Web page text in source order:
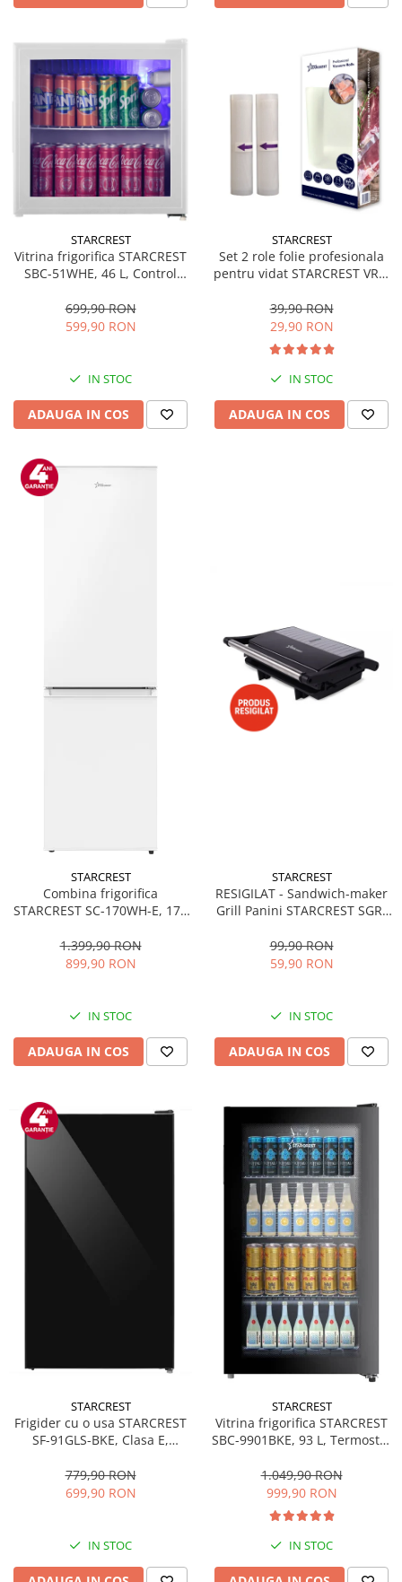
STARCREST
Vitrina frigorifica STARCREST
SBC-51WHE, 46 L, Control
48.8 cm, Alb
699,90 RON
599,90 RON
IN STOC
ADAUGA IN COS
STARCREST
Set 2 role folie profesionala
pentru vidat STARCREST VRL-
reutilizabile, sous vide,
lavabile in masina de spalat,
fara BPA, transparent
39,90 RON
29,90 RON
IN STOC
ADAUGA IN COS
STARCREST
Combina frigorifica
STARCREST SC-170WH-E, 170
Termostat reglabil, Iluminare
LED, Picioare ajustabile, Usi
1.399,90 RON
899,90 RON
IN STOC
ADAUGA IN COS
STARCREST
RESIGILAT - Sandwich-maker
Grill Panini STARCREST SGR-
nonaderente, Deschidere
180°, Suprafata de gatire 23 x
99,90 RON
59,90 RON
IN STOC
ADAUGA IN COS
STARCREST
Frigider cu o usa STARCREST
SF-91GLS-BKE, Clasa E,
interioara, H 83 cm, Sticla
Neagra
779,90 RON
699,90 RON
IN STOC
STARCREST
Vitrina frigorifica STARCREST
SBC-9901BKE, 93 L, Termostat
sticla, H 84.5 cm, Negru
1.049,90 RON
999,90 RON
IN STOC